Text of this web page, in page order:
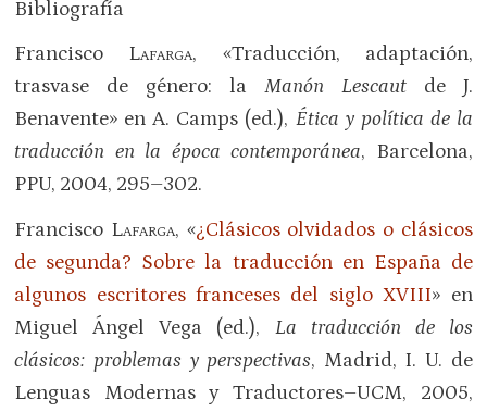
Bibliografía
Francisco Lafarga, «Traducción, adaptación,
trasvase de género: la Manón Lescaut de J.
Benavente» en A. Camps (ed.), Ética y política de la
traducción en la época contemporánea, Barcelona,
PPU, 2004, 295–302.
Francisco Lafarga, «¿Clásicos olvidados o clásicos
de segunda? Sobre la traducción en España de
algunos escritores franceses del siglo XVIII» en
Miguel Ángel Vega (ed.), La traducción de los
clásicos: problemas y perspectivas, Madrid, I. U. de
Lenguas Modernas y Traductores–UCM, 2005,